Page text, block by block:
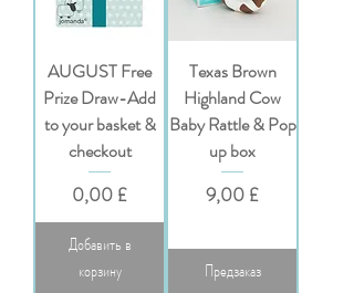
AUGUST Free
Prize Draw-Add
to your basket &
checkout
Цена
0,00 £
Добавить в
корзину
Texas Brown
Highland Cow
Baby Rattle & Pop
up box
Цена
9,00 £
Предзаказ